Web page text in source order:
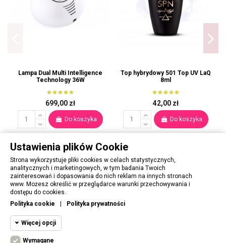
Lampa Dual Multi Intelligence
Technology 36W
699,00 zł
Do koszyka
Top hybrydowy 501 Top UV LaQ
8ml
42,00 zł
Do koszyka
OBSŁUGA KLIENTA
INFORMACJE
Ustawienia plików Cookie
Strona wykorzystuje pliki cookies w celach statystycznych,
analitycznych i marketingowych, w tym badania Twoich
zainteresowań i dopasowania do nich reklam na innych stronach
www. Możesz określić w przeglądarce warunki przechowywania i
dostępu do cookies.
Polityka cookie
Polityka prywatności
Więcej opcji
Wymagane